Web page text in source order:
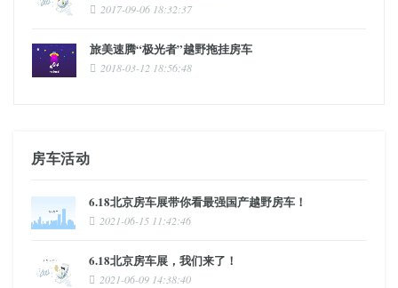
2017-09-06 18:32:37
旅美速腾“极光者”越野拖挂房车
2018-03-12 18:56:48
房车活动
6.18北京房车展带你看最强国产越野房车！
2021-06-15 11:42:46
6.18北京房车展，我们来了！
2021-06-09 14:38:40